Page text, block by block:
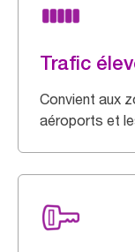
Trafic
Convient aux
aéroports et